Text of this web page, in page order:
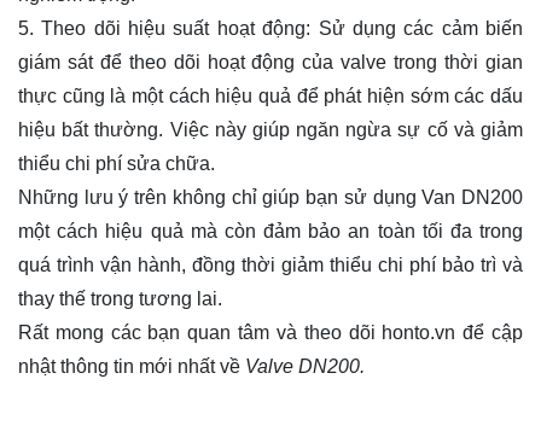
5. Theo dõi hiệu suất hoạt động: Sử dụng các cảm biến
giám sát để theo dõi hoạt động của valve trong thời gian
thực cũng là một cách hiệu quả để phát hiện sớm các dấu
hiệu bất thường. Việc này giúp ngăn ngừa sự cố và giảm
thiểu chi phí sửa chữa.
Những lưu ý trên không chỉ giúp bạn sử dụng Van DN200
một cách hiệu quả mà còn đảm bảo an toàn tối đa trong
quá trình vận hành, đồng thời giảm thiểu chi phí bảo trì và
thay thế trong tương lai.
Rất mong các bạn quan tâm và theo dõi honto.vn để cập
nhật thông tin mới nhất về Valve DN200.